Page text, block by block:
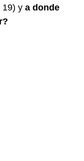
19) y a donde